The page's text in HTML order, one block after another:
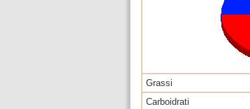
Grassi
Carboidrati